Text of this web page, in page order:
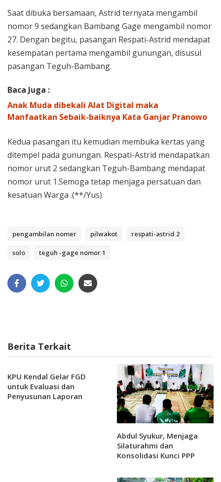
Saat dibuka bersamaan, Astrid ternyata mengambil
nomor 9 sedangkan Bambang Gage mengambil nomor
27. Dengan begitu, pasangan Respati-Astrid mendapat
kesempatan pertama mengambil gunungan, disusul
pasangan Teguh-Bambang.
Baca Juga :
Anak Muda dibekali Alat Digital maka
Manfaatkan Sebaik-baiknya Kata Ganjar Pranowo
Kedua pasangan itu kemudian membuka kertas yang
ditempel pada gunungan. Respati-Astrid mendapatkan
nomor urut 2 sedangkan Teguh-Bambang mendapat
nomor urut 1.Semoga tetap menjaga persatuan dan
kesatuan Warga .(**/Yus)
pengambilan nomer pilwakot respati-astrid 2
solo teguh -gage nomor 1
Berita Terkait
KPU Kendal Gelar FGD
untuk Evaluasi dan
Penyusunan Laporan
Abdul Syukur, Menjaga
Silaturahmi dan
Konsolidasi Kunci PPP